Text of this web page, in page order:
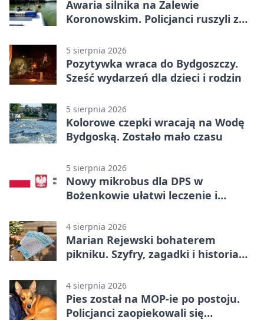
Awaria silnika na Zalewie
Koronowskim. Policjanci ruszyli z
5 sierpnia 2026
Pozytywka wraca do Bydgoszczy.
Sześć wydarzeń dla dzieci i rodzin
5 sierpnia 2026
Kolorowe czepki wracają na Wodę
Bydgoską. Zostało mało czasu
5 sierpnia 2026
Nowy mikrobus dla DPS w
Bożenkowie ułatwi leczenie i
4 sierpnia 2026
Marian Rejewski bohaterem
pikniku. Szyfry, zagadki i historia
4 sierpnia 2026
Pies został na MOP-ie po postoju.
Policjanci zaopiekowali się